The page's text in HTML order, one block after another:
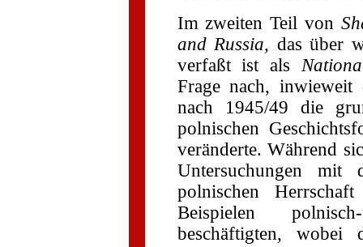
Im zweiten Teil von
and Russia, das über
verfaßt ist als
Frage nach, inwieweit
nach 1945/49 die
polnischen
veränderte. Während
Untersuchungen
polnischen
Beispielen polnisch-
beschäftigten, wobei